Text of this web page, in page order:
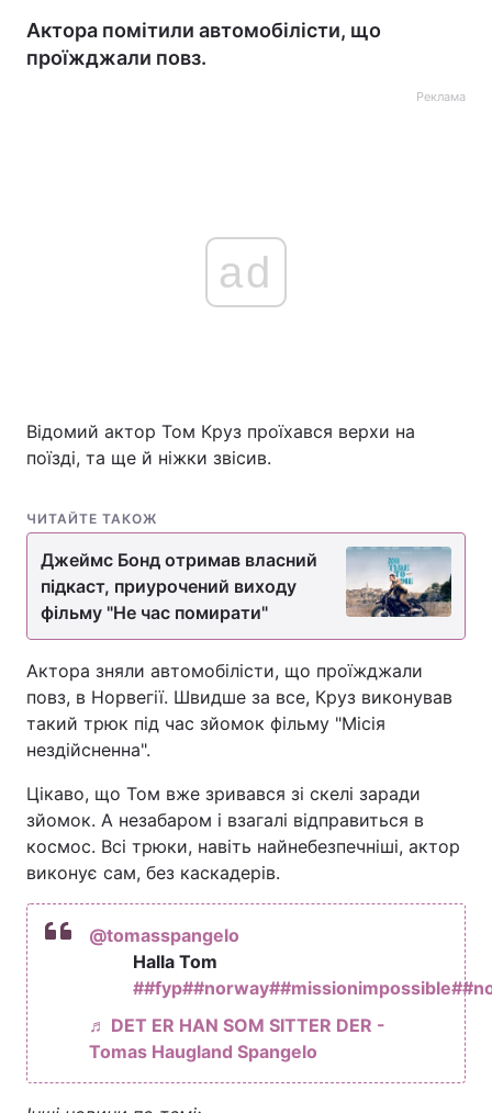
Актора помітили автомобілісти, що
проїжджали повз.
Реклама
ad
Відомий актор Том Круз проїхався верхи на
поїзді, та ще й ніжки звісив.
ЧИТАЙТЕ ТАКОЖ
Джеймс Бонд отримав власний
підкаст, приурочений виходу
фільму "Не час помирати"
Актора зняли автомобілісти, що проїжджали
повз, в Норвегії. Швидше за все, Круз виконував
такий трюк під час зйомок фільму "Місія
нездійсненна".
Цікаво, що Том вже зривався зі скелі заради
зйомок. А незабаром і взагалі відправиться в
космос. Всі трюки, навіть найнебезпечніші, актор
виконує сам, без каскадерів.
@tomasspangelo
Halla Tom
##fyp##norway##missionimpossible
♬ DET ER HAN SOM SITTER DER -
Tomas Haugland Spangelo